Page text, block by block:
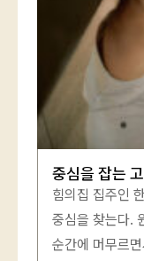
중심을 잡는
힘의집 집주인
중심을 찾는다.
순간에 머무르